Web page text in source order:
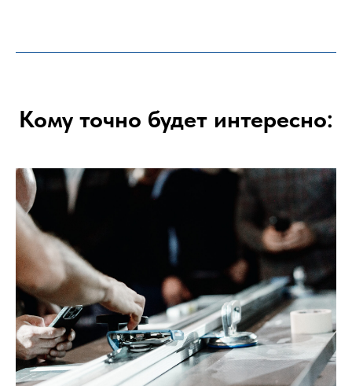
Кому точно будет интересно: